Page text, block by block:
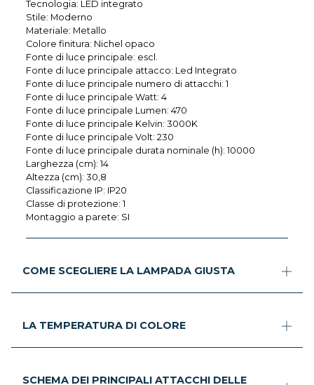
Tecnologia: LED integrato
Stile: Moderno
Materiale: Metallo
Colore finitura: Nichel opaco
Fonte di luce principale: escl.
Fonte di luce principale attacco: Led Integrato
Fonte di luce principale numero di attacchi: 1
Fonte di luce principale Watt: 4
Fonte di luce principale Lumen: 470
Fonte di luce principale Kelvin: 3000K
Fonte di luce principale Volt: 230
Fonte di luce principale durata nominale (h): 10000
Larghezza (cm): 14
Altezza (cm): 30,8
Classificazione IP: IP20
Classe di protezione: 1
Montaggio a parete: SI
COME SCEGLIERE LA LAMPADA GIUSTA
LA TEMPERATURA DI COLORE
SCHEMA DEI PRINCIPALI ATTACCHI DELLE